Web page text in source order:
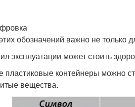
обозначений важно не только
эксплуатации может стоить
пластиковые контейнеры можно
вещества.